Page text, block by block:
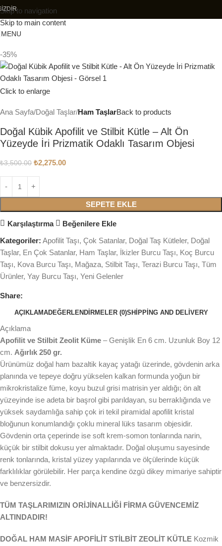
Skip to navigation
Skip to main content
ÜCRETSİZDİR
MENU
-35%
Click to enlarge
Ana Sayfa Doğal Taşlar Ham TaşlarBack to products
Doğal Kübik Apofilit ve Stilbit Kütle – Alt Ön
Yüzeyde İri Prizmatik Odaklı Tasarım Objesi
₺3,500.00 ₺2,275.00
SEPETE EKLE
Karşılaştırma Beğenilere Ekle
Kategoriler: Apofilit Taşı, Çok Satanlar, Doğal Taş Kütleler, Doğal
Taşlar, En Çok Satanlar, Ham Taşlar, İkizler Burcu Taşı, Koç Burcu
Taşı, Kova Burcu Taşı, Mağaza, Stilbit Taşı, Terazi Burcu Taşı, Tüm
Ürünler, Yay Burcu Taşı, Yeni Gelenler
Share:
AÇIKLAMADEĞERLENDIRMELER (0)SHIPPING AND DELIVERY
Açıklama
Apofilit ve Stilbit Zeolit Küme – Genişlik En 6 cm. Uzunluk Boy 12
cm. Ağırlık 250 gr.
Ürünümüz doğal ham bazaltik kayaç yatağı üzerinde, gövdenin arka
planında ve tepeye doğru yükselen kalkan formunda yoğun bir
mikrokristalize füme, koyu buzul grisi matrisin yer aldığı; ön alt
yüzeyinde ise adeta bir başrol gibi parıldayan, su berraklığında ve
yüksek saydamlığa sahip çok iri tekil piramidal apofilit kristal
bloğunun konumlandığı çoklu mineral lüks tasarım objesidir.
Gövdenin orta çeperinde ise soft krem-somon tonlarında narin,
küçük bir stilbit dokusu yer almaktadır. Doğal oluşumu sayesinde
renk tonlarında, kristal yüzey yapılarında ve ölçülerinde küçük
farklılıklar görülebilir. Her parça kendine özgü dikey mimariye sahiptir
ve benzersizdir.
TÜM TAŞLARIMIZIN ORİJİNALLİĞİ FİRMA GÜVENCEMİZ
ALTINDADIR!
DOĞAL HAM MASİF APOFİLİT STİLBİT ZEOLİT KÜTLE Kozmik